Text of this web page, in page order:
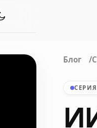
Переключить тему
Блог
СЕРИЯ